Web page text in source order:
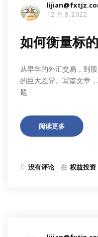
12 月 8, 2022
如何衡量标
从早年的外汇交易，到
的巨大差异。写篇文章
题
阅读更多
没有评论 在 权益投资